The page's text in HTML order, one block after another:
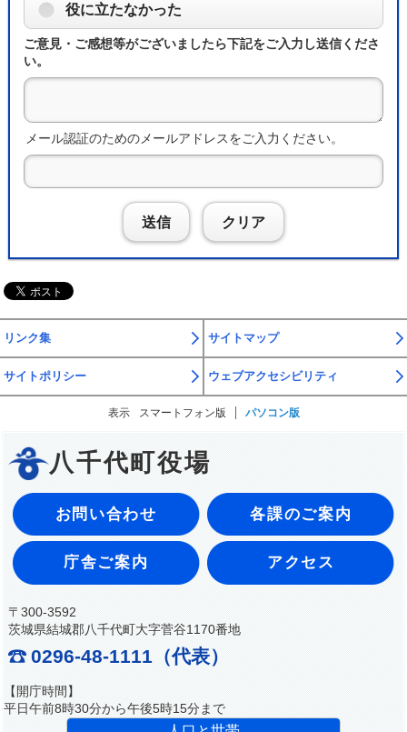
役に立たなかった
ご意見・ご感想等がございましたら下記をご入力し送信くださ
い。
メール認証のためのメールアドレスをご入力ください。
送信 クリア
リンク集 サイトマップ
サイトポリシー ウェブアクセシビリティ
表示 スマートフォン版 パソコン版
八千代町役場
お問い合わせ 各課のご案内
庁舎ご案内 アクセス
〒300-3592
茨城県結城郡八千代町大字菅谷1170番地
0296-48-1111（代表）
【開庁時間】
平日午前8時30分から午後5時15分まで